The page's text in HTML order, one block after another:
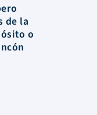
de la
o